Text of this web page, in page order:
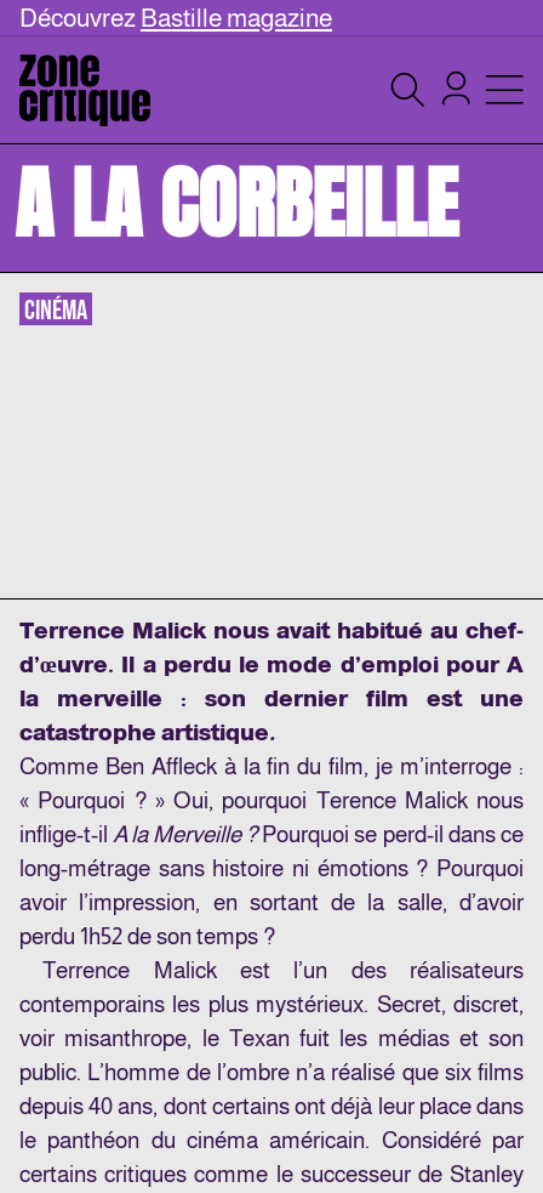
Découvrez Bastille magazine
A LA CORBEILLE
CINÉMA
Terrence Malick nous avait habitué au chef-
d’œuvre. Il a perdu le mode d’emploi pour A
la merveille : son dernier film est une
catastrophe artistique.
Comme Ben Affleck à la fin du film, je m’interroge :
« Pourquoi ? » Oui, pourquoi Terence Malick nous
inflige-t-il A la Merveille ?Pourquoi se perd-il dans ce
long-métrage sans histoire ni émotions ? Pourquoi
avoir l’impression, en sortant de la salle, d’avoir
perdu 1h52 de son temps ?
Terrence Malick est l’un des réalisateurs
contemporains les plus mystérieux. Secret, discret,
voir misanthrope, le Texan fuit les médias et son
public. L’homme de l’ombre n’a réalisé que six films
depuis 40 ans, dont certains ont déjà leur place dans
le panthéon du cinéma américain. Considéré par
certains critiques comme le successeurde Stanley